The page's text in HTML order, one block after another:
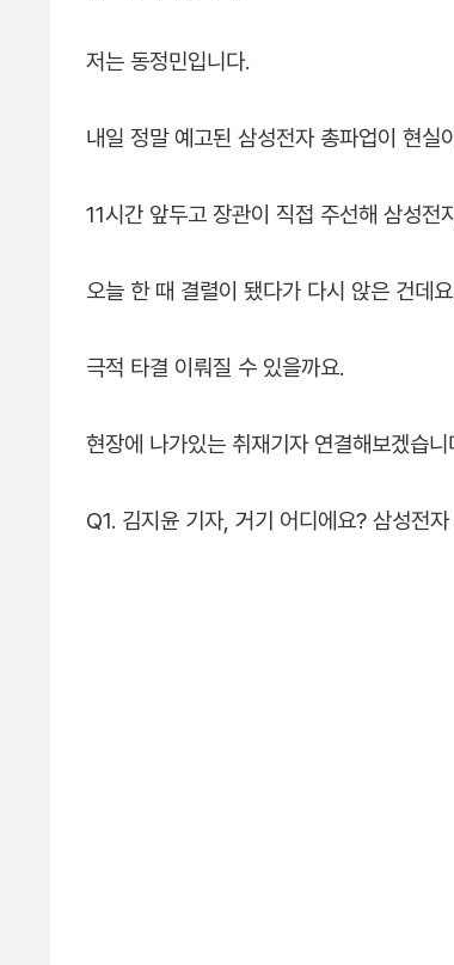
저는 동정민입니다.
내일 정말 예고된 삼성전자 총파업이 현실
11시간 앞두고 장관이 직접 주선해 삼성전
오늘 한 때 결렬이 됐다가 다시 앉은 건데
극적 타결 이뤄질 수 있을까요.
현장에 나가있는 취재기자 연결해보겠습니
Q1. 김지윤 기자, 거기 어디에요? 삼성전